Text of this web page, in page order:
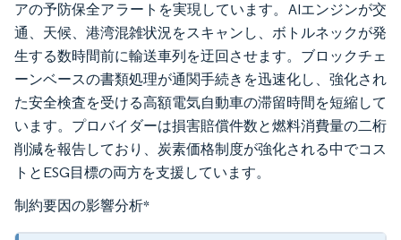
アの予防保全アラートを実現しています。AIエンジンが交
通、天候、港湾混雑状況をスキャンし、ボトルネックが発
生する数時間前に輸送車列を迂回させます。ブロックチェ
ーンベースの書類処理が通関手続きを迅速化し、強化され
た安全検査を受ける高額電気自動車の滞留時間を短縮して
います。プロバイダーは損害賠償件数と燃料消費量の二桁
削減を報告しており、炭素価格制度が強化される中でコス
トとESG目標の両方を支援しています。
制約要因の影響分析*